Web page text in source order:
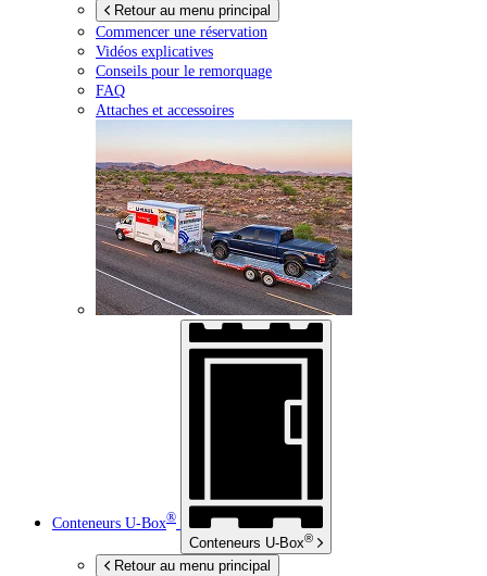
Retour au menu principal
Commencer une réservation
Vidéos explicatives
Conseils pour le remorquage
FAQ
Attaches et accessoires
Conteneurs U-Box®
Conteneurs U-Box®
Retour au menu principal